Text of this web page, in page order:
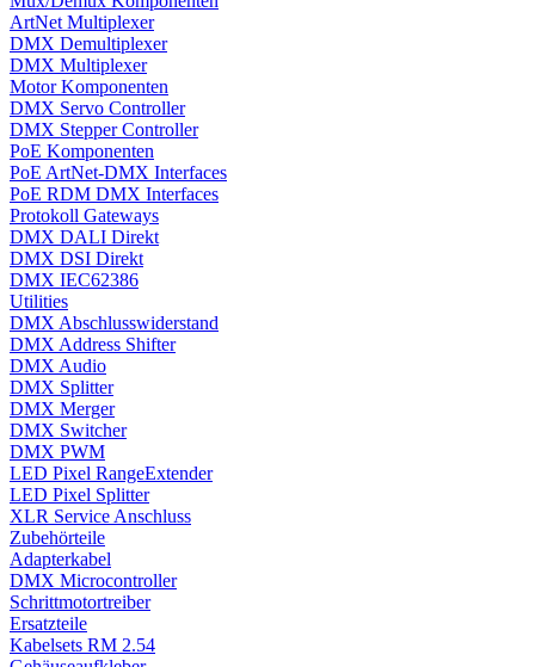
ArtNet Multiplexer
DMX Demultiplexer
DMX Multiplexer
Motor Komponenten
DMX Servo Controller
DMX Stepper Controller
PoE Komponenten
PoE ArtNet-DMX Interfaces
PoE RDM DMX Interfaces
Protokoll Gateways
DMX DALI Direkt
DMX DSI Direkt
DMX IEC62386
Utilities
DMX Abschlusswiderstand
DMX Address Shifter
DMX Audio
DMX Splitter
DMX Merger
DMX Switcher
DMX PWM
LED Pixel RangeExtender
LED Pixel Splitter
XLR Service Anschluss
Zubehörteile
Adapterkabel
DMX Microcontroller
Schrittmotortreiber
Ersatzteile
Kabelsets RM 2.54